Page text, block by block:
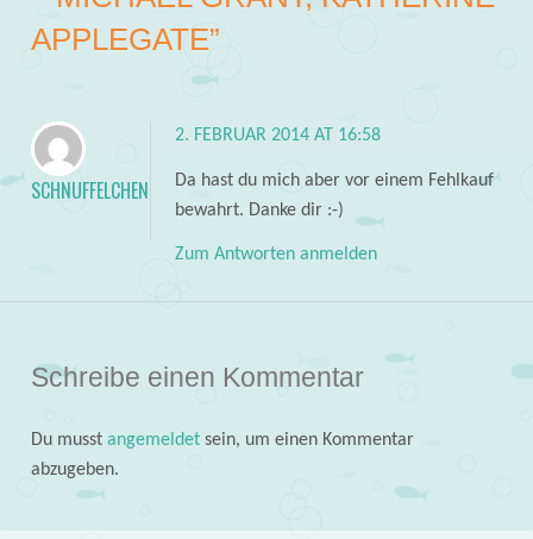
APPLEGATE”
SCHNUFFELCHEN
2. FEBRUAR 2014 AT 16:58
Da hast du mich aber vor einem Fehlkauf
bewahrt. Danke dir :-)
Zum Antworten anmelden
Schreibe einen Kommentar
Du musst angemeldetsein, um einen Kommentar
abzugeben.